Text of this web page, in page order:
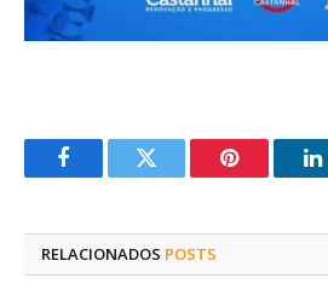
FacebookTwitter Pinterest O
RELACIONADOS POSTS